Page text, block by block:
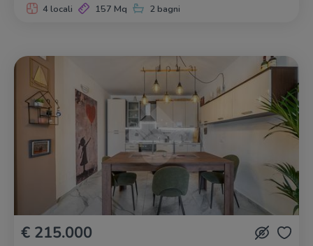
4 locali 157 Mq 2 bagni
€ 215.000